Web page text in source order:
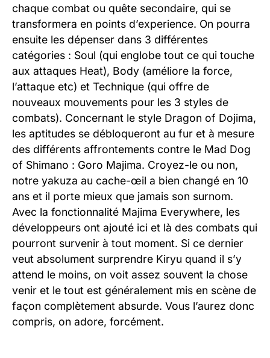
chaque combat ou quête secondaire, qui se
transformera en points d’experience. On pourra
ensuite les dépenser dans 3 différentes
catégories : Soul (qui englobe tout ce qui touche
aux attaques Heat), Body (améliore la force,
l’attaque etc) et Technique (qui offre de
nouveaux mouvements pour les 3 styles de
combats). Concernant le style Dragon of Dojima,
les aptitudes se débloqueront au fur et à mesure
des différents affrontements contre le Mad Dog
of Shimano : Goro Majima. Croyez-le ou non,
notre yakuza au cache-œil a bien changé en 10
ans et il porte mieux que jamais son surnom.
Avec la fonctionnalité Majima Everywhere, les
développeurs ont ajouté ici et là des combats qui
pourront survenir à tout moment. Si ce dernier
veut absolument surprendre Kiryu quand il s’y
attend le moins, on voit assez souvent la chose
venir et le tout est généralement mis en scène de
façon complètement absurde. Vous l’aurez donc
compris, on adore, forcément.